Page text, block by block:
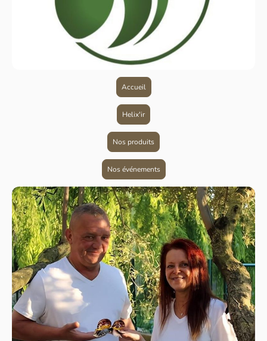
Accueil
Helix'ir
Nos produits
Nos événements